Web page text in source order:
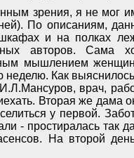
зрения, я не мог
По описаниям,
и на полках
авторов. Сама
мышлением
неделю. Как
И.Л.Мансуров, врач,
Вторая же дама
у первой.
- простиралась так
На второй